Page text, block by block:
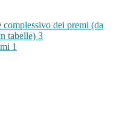
complessivo dei premi (da
tabelle) 3
1